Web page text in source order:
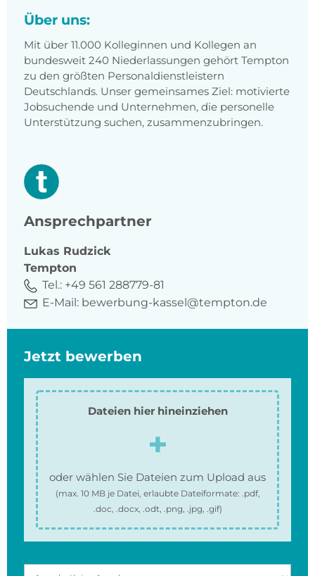
Über uns:
Mit über 11.000 Kolleginnen und Kollegen an
bundesweit 240 Niederlassungen gehört Tempton
zu den größten Personaldienstleistern
Deutschlands. Unser gemeinsames Ziel: motivierte
Jobsuchende und Unternehmen, die personelle
Unterstützung suchen, zusammenzubringen.
Ansprechpartner
Lukas Rudzick
Tempton
Tel.: +49 561 288779-81
E-Mail: bewerbung-kassel@tempton.de
Jetzt bewerben
Dateien hier hineinziehen
oder wählen Sie Dateien zum Upload aus
(max. 10 MBje Datei, erlaubte Dateiformate: .pdf,
.doc, .docx, .odt, .png, .jpg, .gif)